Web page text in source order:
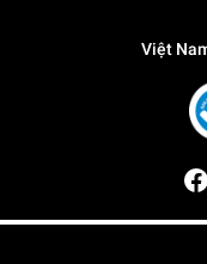
Việt